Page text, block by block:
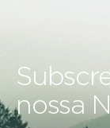
nossa